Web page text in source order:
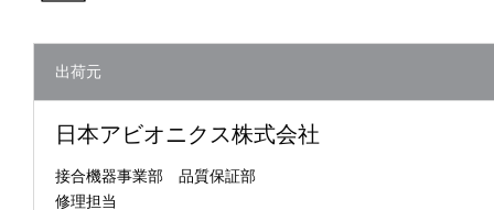
出荷元
日本アビオニクス株式会社
接合機器事業部 品質保証部
修理担当